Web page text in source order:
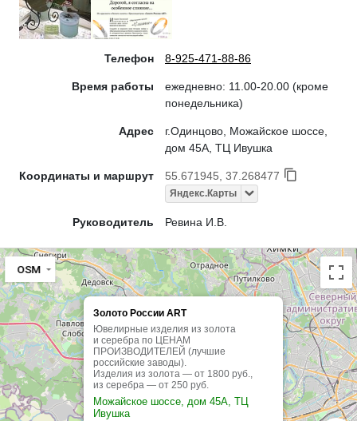
Телефон 8-925-471-88-86
Время работы
ежедневно: 11.00-20.00 (кроме
понедельника)
Адрес
г.Одинцово, Можайское шоссе,
дом 45А, ТЦ Ивушка
Координаты и маршрут 55.671945, 37.268477
Яндекс.Карты
Руководитель Ревина И.В.
Золото России ART
Ювелирные изделия из золота
и серебра по ЦЕНАМ
ПРОИЗВОДИТЕЛЕЙ (лучшие
российские заводы).
Изделия из золота — от 1800 руб.,
из серебра — от 250 руб.
Можайское шоссе, дом 45А, ТЦ
Ивушка
OSM